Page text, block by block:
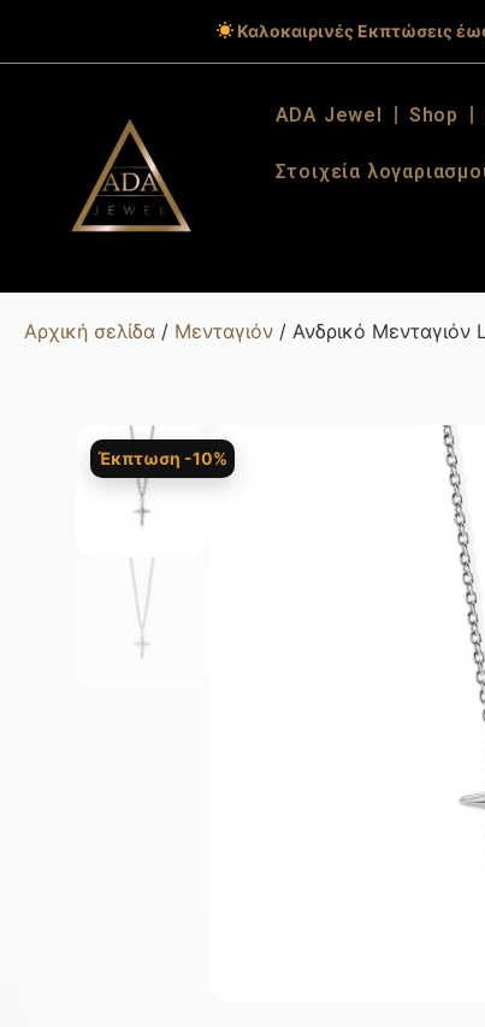
Καλοκαιρινές Εκπτώσεις
ADA Jewel Shop
Στοιχεία
Αρχική σελίδα / Μενταγιόν / Ανδρικό Μενταγιόν
Έκπτωση -10%